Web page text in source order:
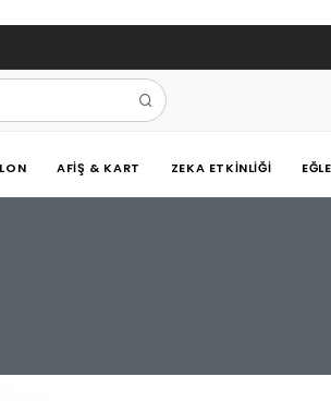
AFIŞ & KART ZEKA ETKINLIĞI